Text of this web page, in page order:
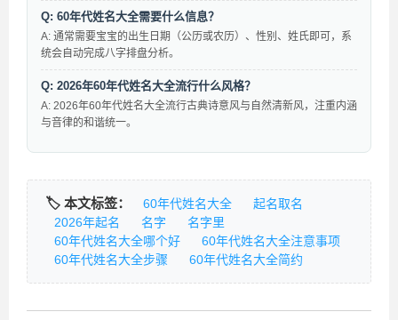
Q: 60年代姓名大全需要什么信息？
A: 通常需要宝宝的出生日期（公历或农历）、性别、姓氏即可，系
统会自动完成八字排盘分析。
Q: 2026年60年代姓名大全流行什么风格？
A: 2026年60年代姓名大全流行古典诗意风与自然清新风，注重内涵
与音律的和谐统一。
🏷️ 本文标签： 60年代姓名大全
起名取名
2026年起名
名字
名字里
60年代姓名大全哪个好
60年代姓名大全注意事项
60年代姓名大全步骤
60年代姓名大全简约